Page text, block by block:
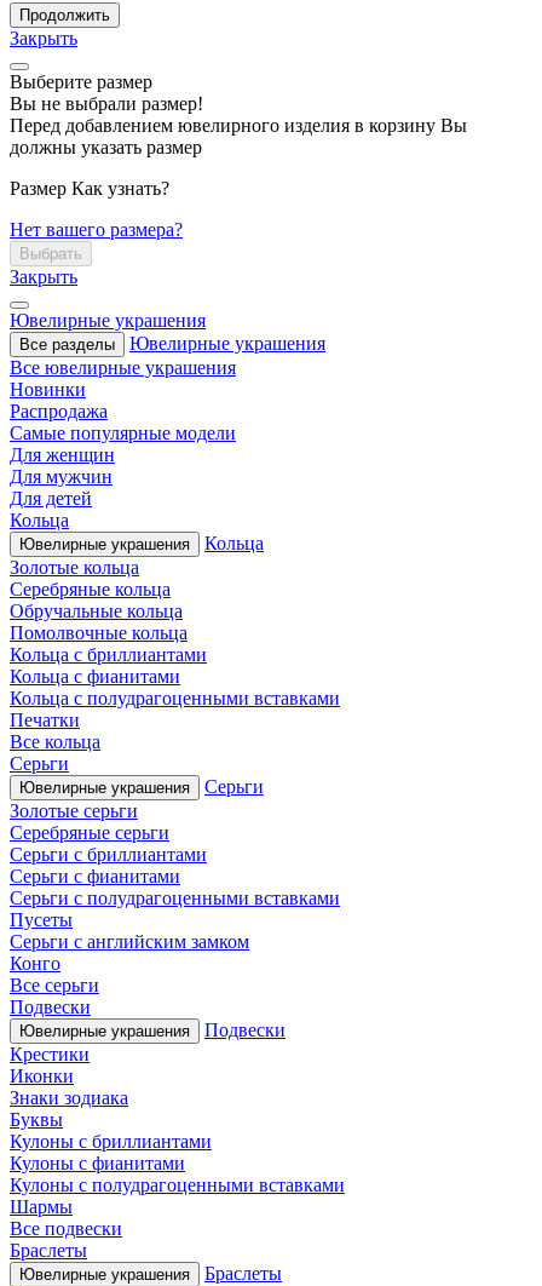
Продолжить
Закрыть
Выберите размер
Вы не выбрали размер!
Перед добавлением ювелирного изделия в корзину Вы
должны указать размер
Размер Как узнать?
Нет вашего размера?
Выбрать
Закрыть
Ювелирные украшения
Все разделы
Ювелирные украшения
Все ювелирные украшения
Новинки
Распродажа
Самые популярные модели
Для женщин
Для мужчин
Для детей
Кольца
Ювелирные украшения
Кольца
Золотые кольца
Серебряные кольца
Обручальные кольца
Помолвочные кольца
Кольца с бриллиантами
Кольца с фианитами
Кольца с полудрагоценными вставками
Печатки
Все кольца
Серьги
Ювелирные украшения
Серьги
Золотые серьги
Серебряные серьги
Серьги с бриллиантами
Серьги с фианитами
Серьги с полудрагоценными вставками
Пусеты
Серьги с английским замком
Конго
Все серьги
Подвески
Ювелирные украшения
Подвески
Крестики
Иконки
Знаки зодиака
Буквы
Кулоны с бриллиантами
Кулоны с фианитами
Кулоны с полудрагоценными вставками
Шармы
Все подвески
Браслеты
Ювелирные украшения
Браслеты